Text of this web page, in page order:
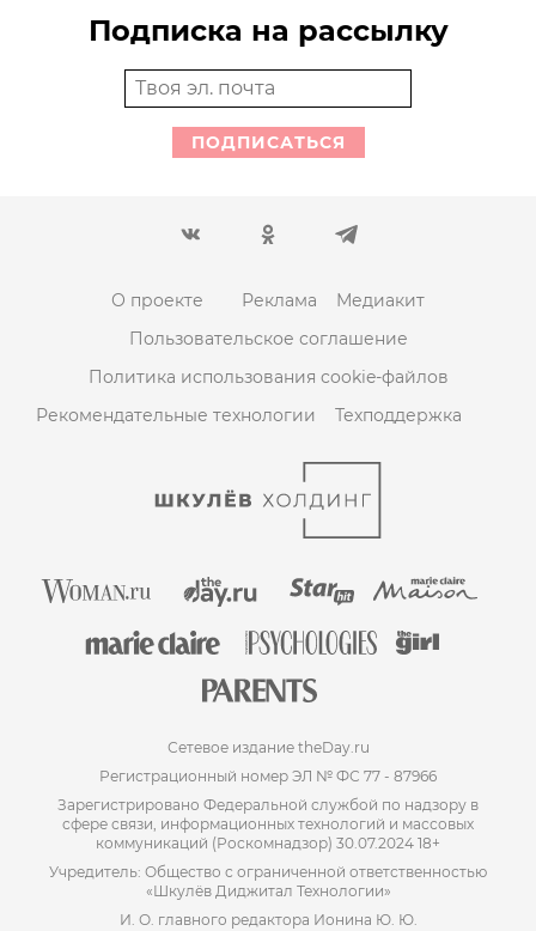
Подписка на рассылку
ПОДПИСАТЬСЯ
О проекте Реклама
Медиакит
Пользовательское соглашение
Политика использования cookie-файлов
Рекомендательные технологии
Техподдержка
Сетевое издание theDay.ru
Регистрационный номер ЭЛ № ФС 77 - 87966
Зарегистрировано Федеральной службой по надзору в
сфере связи, информационных технологий и массовых
коммуникаций (Роскомнадзор) 30.07.2024 18+
Учредитель: Общество с ограниченной ответственностью
«Шкулёв Диджитал Технологии»
И. О. главного редактора Ионина Ю. Ю.